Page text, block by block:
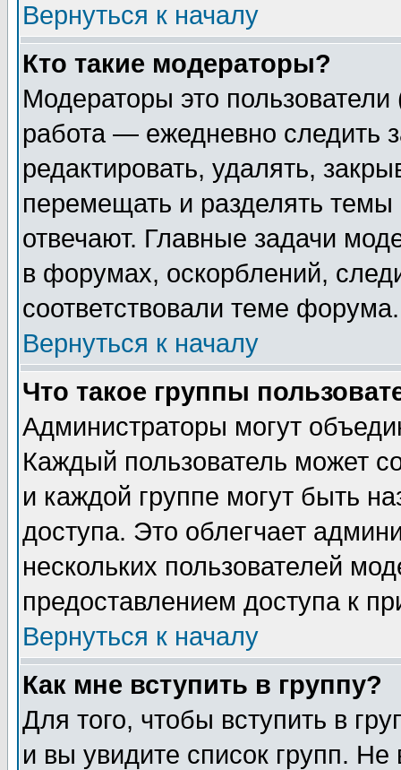
Вернуться к началу
Кто такие модераторы?
Модераторы это
работа — ежедневно следить
редактировать, удалять,
перемещать и разделять
отвечают. Главные задачи
в форумах, оскорблений,
соответствовали теме форума.
Вернуться к началу
Что такое группы
Администраторы могут
Каждый пользователь может
и каждой группе могут быть
доступа. Это облегчает
нескольких пользователей
предоставлением доступа к
Вернуться к началу
Как мне вступить в группу?
Для того, чтобы вступить в
и вы увидите список групп.